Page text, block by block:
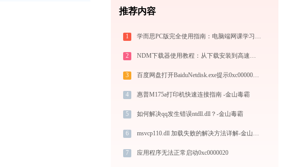
推荐内容
1 学而思PC版完全使用指南：电脑端网课学习从安装到高效上课（2026最新）
2 NDM下载器使用教程：从下载安装到高速下载全指南
3 百度网盘打开BaiduNetdisk.exe提示0xc000007b错误码怎么办
4 惠普M175a打印机快速连接指南 -金山毒霸
5 如何解决qq发生错误ntdll.dll？-金山毒霸
6 msvcp110.dll 加载失败的解决方法详解-金山毒霸
7 应用程序无法正常启动0xc0000020